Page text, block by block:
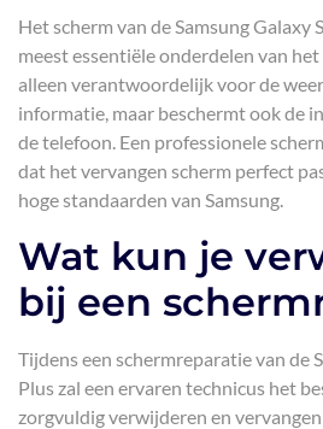
Het scherm van de Samsung Galaxy
meest essentiële onderdelen van
alleen verantwoordelijk voor de
informatie, maar beschermt ook de
de telefoon. Een professionele
dat het vervangen scherm perfect
hoge standaarden van Samsung.
Wat kun je
bij een
Tijdens een schermreparatie van de
Plus zal een ervaren technicus het
zorgvuldig verwijderen en